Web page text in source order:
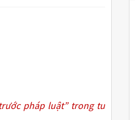
pháp luật” trong tư